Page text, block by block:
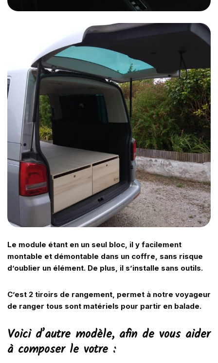
Le module étant en un seul bloc, il y facilement
montable et démontable dans un coffre, sans risque
d’oublier un élément. De plus, il s’installe sans outils.
C’est 2 tiroirs de rangement, permet à notre voyageur
de ranger tous sont matériels pour partir en balade.
Voici d’autre modèle, afin de vous aider
à composer le votre :